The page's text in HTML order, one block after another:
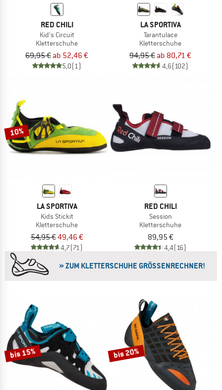
RED CHILI
Kid's Circuit
Kletterschuhe
69,95 € ab 52,46 €
5,0(1)
LA SPORTIVA
Tarantulace
Kletterschuhe
94,95 € ab 80,71 €
4,6(102)
10%
LA SPORTIVA
Kids Stickit
Kletterschuhe
54,95 €49,46 €
4,7(71)
RED CHILI
Session
Kletterschuhe
89,95 €
4,4(16)
» ZUM KLETTERSCHUHE GRÖSSENRECHNER!
bis 15% bis 20%